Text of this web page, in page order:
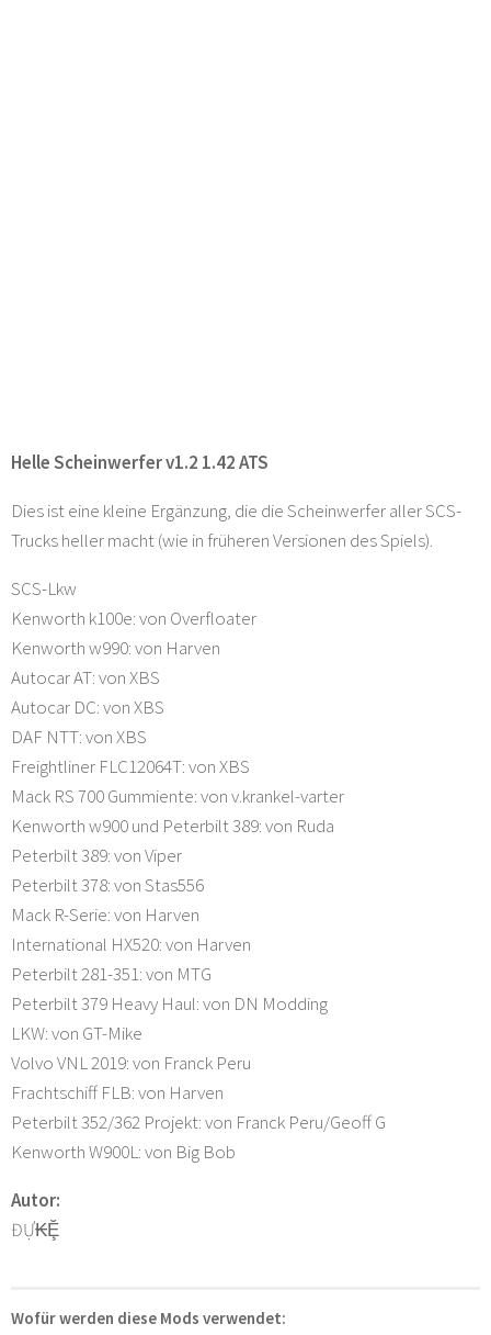
Helle Scheinwerfer v1.2 1.42 ATS
Dies ist eine kleine Ergänzung, die die Scheinwerfer aller SCS-
Trucks heller macht (wie in früheren Versionen des Spiels).
SCS-Lkw
Kenworth k100e: von Overfloater
Kenworth w990: von Harven
Autocar AT: von XBS
Autocar DC: von XBS
DAF NTT: von XBS
Freightliner FLC12064T: von XBS
Mack RS 700 Gummiente: von v.krankel-varter
Kenworth w900 und Peterbilt 389: von Ruda
Peterbilt 389: von Viper
Peterbilt 378: von Stas556
Mack R-Serie: von Harven
International HX520: von Harven
Peterbilt 281-351: von MTG
Peterbilt 379 Heavy Haul: von DN Modding
LKW: von GT-Mike
Volvo VNL 2019: von Franck Peru
Frachtschiff FLB: von Harven
Peterbilt 352/362 Projekt: von Franck Peru/Geoff G
Kenworth W900L: von Big Bob
Autor:
ĐỰ₭Ḝ
Wofür werden diese Mods verwendet: